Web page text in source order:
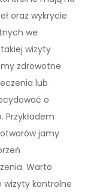
oraz wykrycie
we
wizyty
zdrowotne
lub
o
Przykładem
jamy
Warto
wizyty kontrolne